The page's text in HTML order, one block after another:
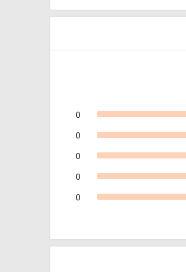
0
0
0
0
0